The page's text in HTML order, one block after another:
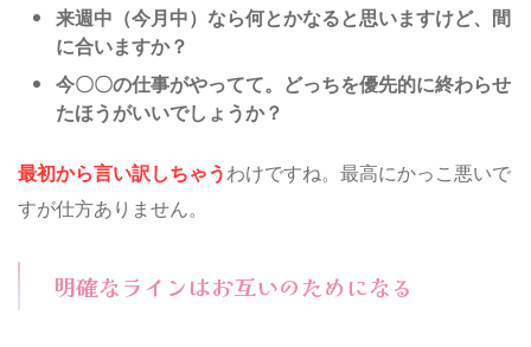
来週中（今月中）なら何とかなると思いますけど、間
に合いますか？
今〇〇の仕事がやってて。どっちを優先的に終わらせ
たほうがいいでしょうか？
最初から言い訳しちゃうわけですね。最高にかっこ悪いで
すが仕方ありません。
明確なラインはお互いのためになる